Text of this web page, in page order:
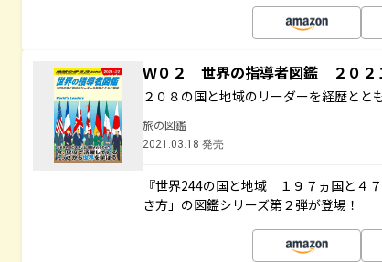
Ｗ０２ 世界の指導者図鑑 ２０２
２０８の国と地域のリーダーを経歴とと
旅の図鑑
2021.03.18 発売
『世界244の国と地域 １９７ヵ国と４
き方」の図鑑シリーズ第２弾が登場！